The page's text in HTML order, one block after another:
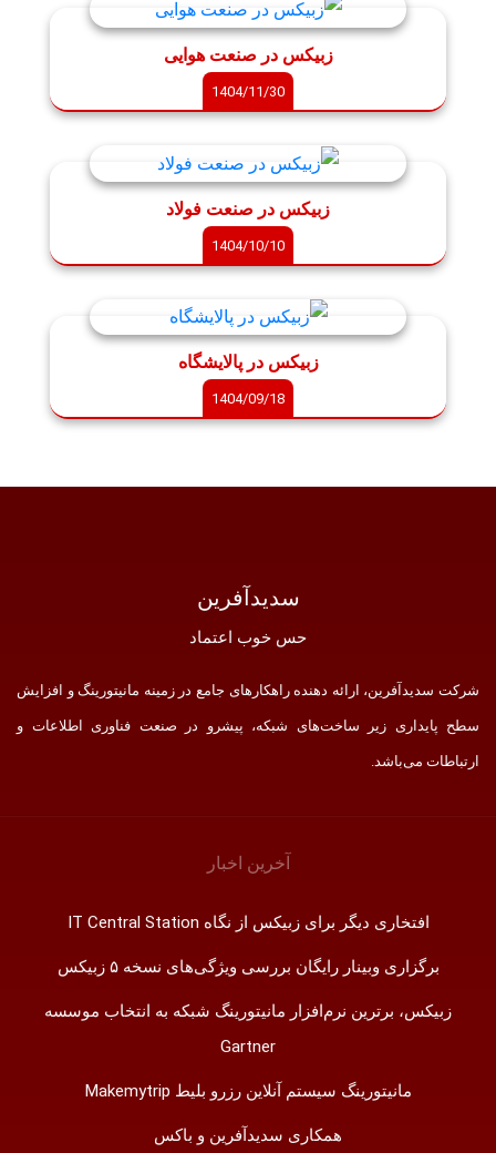
زبیکس در صنعت هوایی
1404/11/30
زبیکس در صنعت فولاد
1404/10/10
زبیکس در پالایشگاه
1404/09/18
سدید‌آفرین
حس خوب اعتماد
شرکت سدید‌آفرین، ارائه دهنده راهکارهای جامع در زمینه مانیتورینگ و افزایش
سطح پایداری زیر ساخت‌های شبکه، پیشرو در صنعت فناوری اطلاعات و
ارتباطات می‌باشد.
آخرین اخبار
افتخاری دیگر برای زبیکس از نگاه IT Central Station
برگزاری وبینار رایگان بررسی ویژگی‌های نسخه ۵ زبیکس
زبیکس، برترین نرم‌افزار مانیتورینگ شبکه به انتخاب موسسه
Gartner
مانیتورینگ سیستم آنلاین رزرو بلیط Makemytrip
همکاری سدیدآفرین و باکس